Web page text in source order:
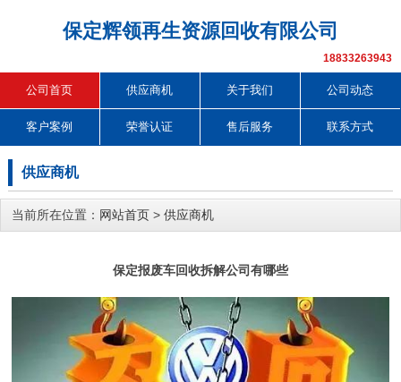
保定辉领再生资源回收有限公司
18833263943
公司首页 供应商机 关于我们 公司动态
客户案例 荣誉认证 售后服务 联系方式
供应商机
当前所在位置： 网站首页 > 供应商机
保定报废车回收拆解公司有哪些